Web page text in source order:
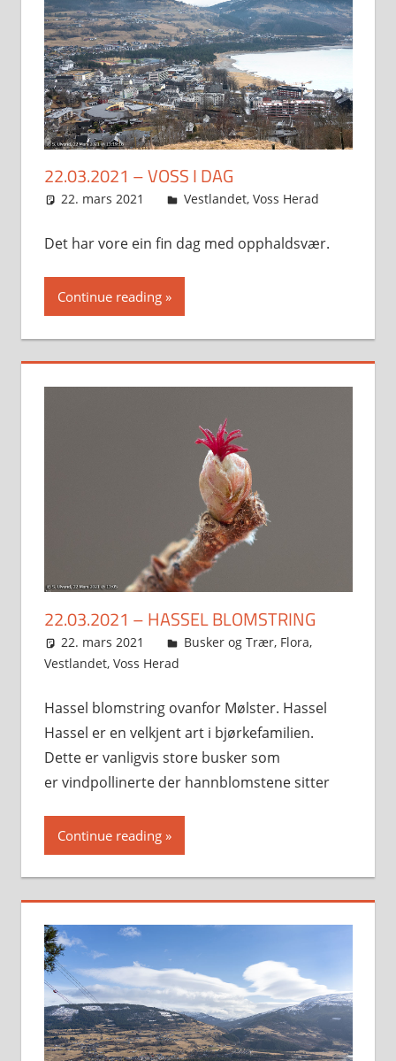
22.03.2021 – VOSS I DAG
22. mars 2021 Svein
Vestlandet, Voss Herad
Det har vore ein fin dag med opphaldsvær.
Continue reading
22.03.2021 – HASSEL BLOMSTRING
22. mars 2021 Svein
Busker og Trær, Flora,
Vestlandet, Voss Herad
Hassel blomstring ovanfor Mølster. Hassel
Hassel er en velkjent art i bjørkefamilien.
Dette er vanligvis store busker som
er vindpollinerte der hannblomstene sitter
Continue reading